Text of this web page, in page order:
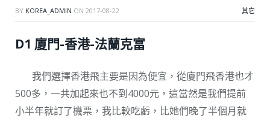
BY KOREA_ADMIN ON 2017-08-22 其它
D1 廈門-香港-法蘭克富
我們選擇香港飛主要是因為便宜，從廈門飛香港也才
500多，一共加起來也不到4000元，這當然是我們提前
小半年就訂了機票，我比較吃虧，比她們晚了半個月就